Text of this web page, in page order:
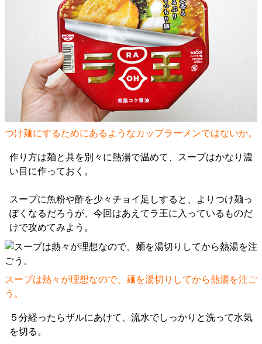
つけ麺にするためにあるようなカップラーメンではないか。
作り方は麺と具を別々に熱湯で温めて、スープはかなり濃
い目に作っておく。
スープに魚粉や酢を少々チョイ足しすると、よりつけ麺っ
ぽくなるだろうが、今回はあえてラ王に入っているものだ
けで攻めてみよう。
スープは熱々が理想なので、麺を湯切りしてから熱湯を注ご
う。
５分経ったらザルにあけて、流水でしっかりと洗って水気
を切る。